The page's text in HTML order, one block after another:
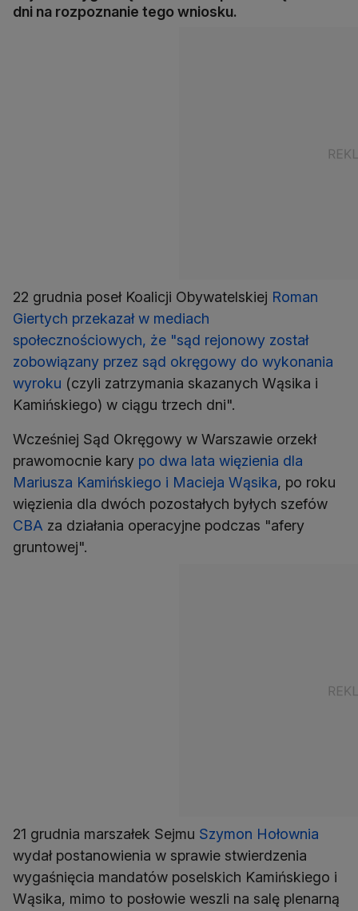
dni na rozpoznanie tego wniosku.
22 grudnia poseł Koalicji Obywatelskiej Roman
Giertych przekazał w mediach
społecznościowych, że "sąd rejonowy został
zobowiązany przez sąd okręgowy do wykonania
wyroku (czyli zatrzymania skazanych Wąsika i
Kamińskiego) w ciągu trzech dni".
Wcześniej Sąd Okręgowy w Warszawie orzekł
prawomocnie kary po dwa lata więzienia dla
Mariusza Kamińskiego i Macieja Wąsika, po roku
więzienia dla dwóch pozostałych byłych szefów
CBA za działania operacyjne podczas "afery
gruntowej".
21 grudnia marszałek Sejmu Szymon Hołownia
wydał postanowienia w sprawie stwierdzenia
wygaśnięcia mandatów poselskich Kamińskiego i
Wąsika, mimo to posłowie weszli na salę plenarną